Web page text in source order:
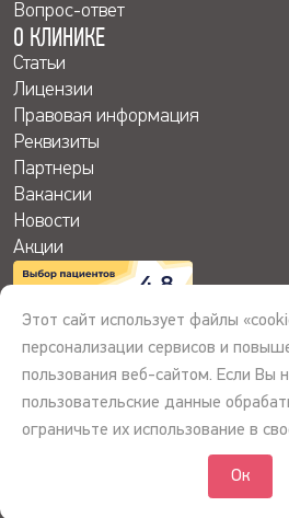
Вопрос-ответ
О КЛИНИКЕ
Статьи
Лицензии
Правовая информация
Реквизиты
Партнеры
Вакансии
Новости
Акции
4.8
© 2026 © ООО «Сибирь-Ассист», Первая
защищены. Информация на сайте не
Лицензия Л041-01107-72_00344781 от
Этот сайт использует файлы
персонализации сервисов и
пользования веб-сайтом. Если Вы
пользовательские данные
ограничьте их использование в
Ок